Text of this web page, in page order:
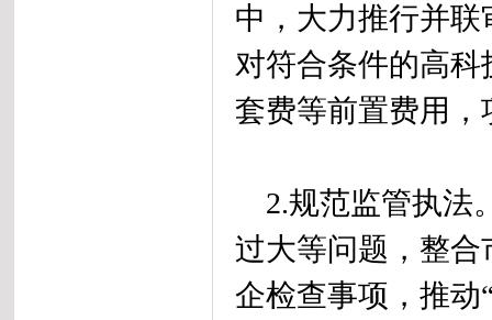
中，大力推行并
对符合条件的高
套费等前置费用
2.规范监管执法
过大等问题，整
企检查事项，推动